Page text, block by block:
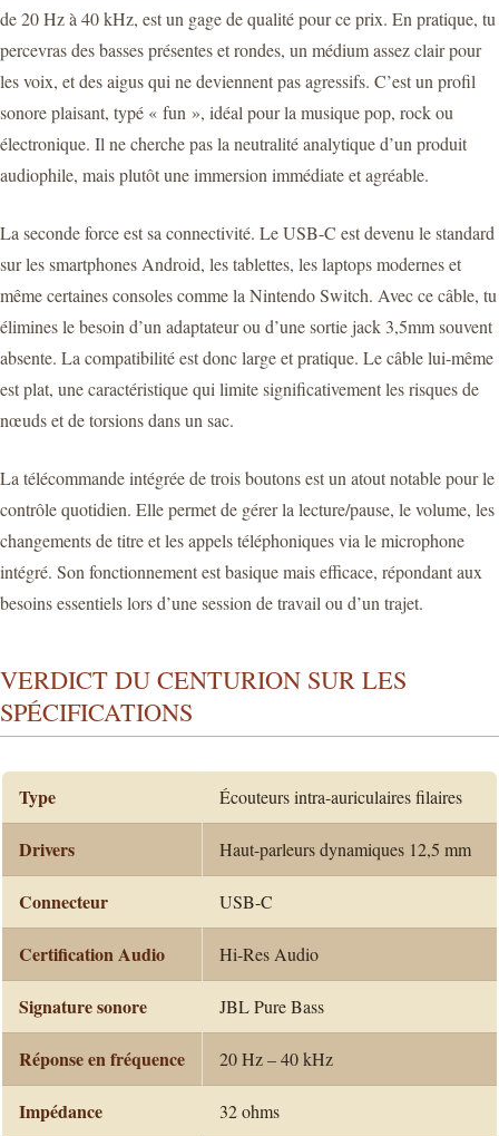
de 20 Hz à 40 kHz, est un gage de qualité pour ce prix. En pratique, tu
percevras des basses présentes et rondes, un médium assez clair pour
les voix, et des aigus qui ne deviennent pas agressifs. C’est un profil
sonore plaisant, typé « fun », idéal pour la musique pop, rock ou
électronique. Il ne cherche pas la neutralité analytique d’un produit
audiophile, mais plutôt une immersion immédiate et agréable.
La seconde force est sa connectivité. Le USB-C est devenu le standard
sur les smartphones Android, les tablettes, les laptops modernes et
même certaines consoles comme la Nintendo Switch. Avec ce câble, tu
élimines le besoin d’un adaptateur ou d’une sortie jack 3,5mm souvent
absente. La compatibilité est donc large et pratique. Le câble lui-même
est plat, une caractéristique qui limite significativement les risques de
nœuds et de torsions dans un sac.
La télécommande intégrée de trois boutons est un atout notable pour le
contrôle quotidien. Elle permet de gérer la lecture/pause, le volume, les
changements de titre et les appels téléphoniques via le microphone
intégré. Son fonctionnement est basique mais efficace, répondant aux
besoins essentiels lors d’une session de travail ou d’un trajet.
VERDICT DU CENTURION SUR LES
SPÉCIFICATIONS
Type Écouteurs intra-auriculaires filaires
Drivers Haut-parleurs dynamiques 12,5 mm
Connecteur USB-C
Certification Audio Hi-Res Audio
Signature sonore JBL Pure Bass
Réponse en fréquence 20 Hz – 40 kHz
Impédance 32 ohms